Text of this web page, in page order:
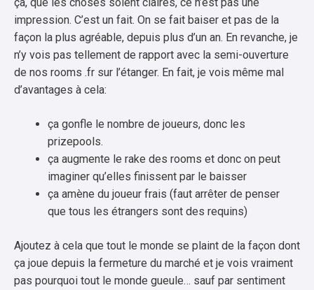
impression. C’est un fait. On se fait baiser et pas de la
façon la plus agréable, depuis plus d’un an. En revanche, je
n’y vois pas tellement de rapport avec la semi-ouverture
de nos rooms .fr sur l’étanger. En fait, je vois même mal
d’avantages à cela:
ça gonfle le nombre de joueurs, donc les
prizepools.
ça augmente le rake des rooms et donc on peut
imaginer qu’elles finissent par le baisser
ça amène du joueur frais (faut arrêter de penser
que tous les étrangers sont des requins)
Ajoutez à cela que tout le monde se plaint de la façon dont
ça joue depuis la fermeture du marché et je vois vraiment
pas pourquoi tout le monde gueule… sauf par sentiment